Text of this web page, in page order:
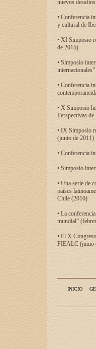
nuevos
• Conferencia
y cultural de
• XI Simposio
de 2015)
• Simposio
• Conferencia
• X Simposio
Perspectivas
• IX Simposio
(junio de 2011)
• Conferencia
• Simposio
• Una serie de
países
Chile (2010)
• La
mundial”
• El X
FIEALC (junio
INICIO